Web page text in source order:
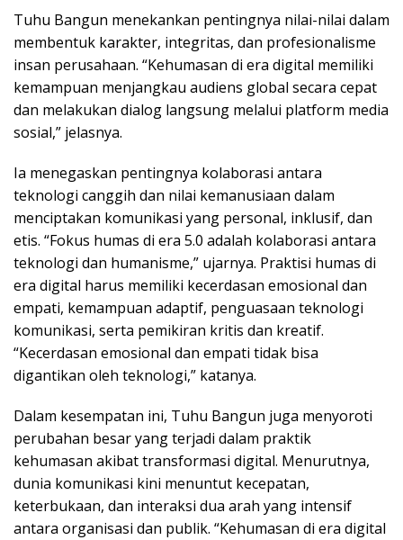
Tuhu Bangun menekankan pentingnya nilai-nilai dalam
membentuk karakter, integritas, dan profesionalisme
insan perusahaan. “Kehumasan di era digital memiliki
kemampuan menjangkau audiens global secara cepat
dan melakukan dialog langsung melalui platform media
sosial,” jelasnya.
Ia menegaskan pentingnya kolaborasi antara
teknologi canggih dan nilai kemanusiaan dalam
menciptakan komunikasi yang personal, inklusif, dan
etis. “Fokus humas di era 5.0 adalah kolaborasi antara
teknologi dan humanisme,” ujarnya. Praktisi humas di
era digital harus memiliki kecerdasan emosional dan
empati, kemampuan adaptif, penguasaan teknologi
komunikasi, serta pemikiran kritis dan kreatif.
“Kecerdasan emosional dan empati tidak bisa
digantikan oleh teknologi,” katanya.
Dalam kesempatan ini, Tuhu Bangun juga menyoroti
perubahan besar yang terjadi dalam praktik
kehumasan akibat transformasi digital. Menurutnya,
dunia komunikasi kini menuntut kecepatan,
keterbukaan, dan interaksi dua arah yang intensif
antara organisasi dan publik. “Kehumasan di era digital